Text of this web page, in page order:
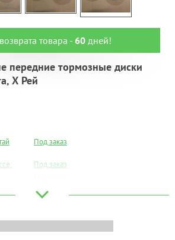
товара - 60дней!
передние тормозные диски
Х Рей
Под заказ
Под заказ
Под заказ
Под заказ